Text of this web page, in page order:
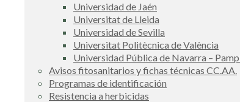
Universidad de Jaén
Universitat de Lleida
Universidad de Sevilla
Universitat Politècnica de València
Universidad Pública de Navarra –
Avisos fitosanitarios y fichas técnicas CC.AA.
Programas de identificación
Resistencia a herbicidas